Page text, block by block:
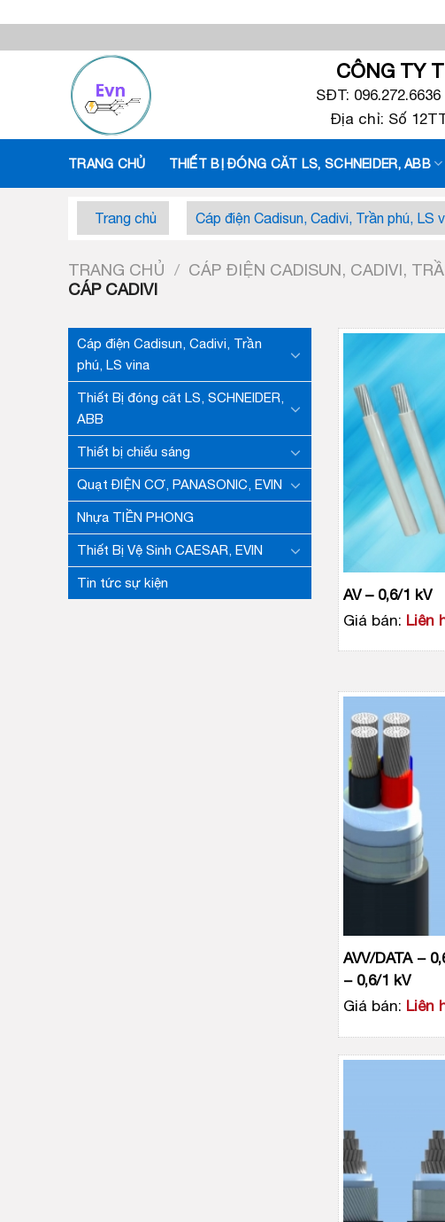
content
CÔNG TY
SĐT:
Địa chỉ: Số
TRANG CHỦ THIẾT BỊ ĐÓNG CĂT LS, SCHNEIDER, ABB
Trang chủ Cáp điện Cadisun, Cadivi, Trần phú, LS
TRANG CHỦ / CÁP ĐIỆN CADISUN, CADIVI,
CÁP CADIVI
Cáp điện Cadisun, Cadivi, Trần
phú, LS vina
Thiết Bị đóng căt LS, SCHNEIDER,
ABB
Thiết bị chiếu sáng
Quạt ĐIỆN CƠ, PANASONIC, EVIN
Nhựa TIỀN PHONG
Thiết Bị Vệ Sinh CAESAR, EVIN
Tin tức sự kiện
AV ­– 0,6/1 kV
Giá bán: Liên
AVV/DATA −
− 0,6/1 kV
Giá bán: Liên